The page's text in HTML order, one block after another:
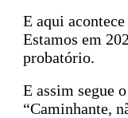
E aqui
Estamos em
probatório.
E assim segue
“Caminhante,